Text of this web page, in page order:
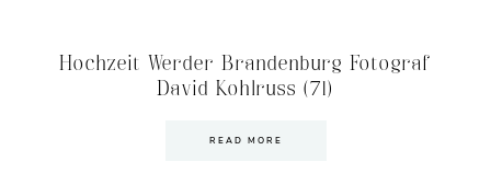
Hochzeit Werder Brandenburg Fotograf
David Kohlruss (71)
READ MORE